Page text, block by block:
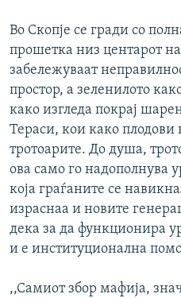
Во Скопје се гради со
прошетка низ центарот на
забележуваат
простор, а зеленилото
како изгледа покрај
Тераси, кои како плодови
тротоарите. До душа,
ова само го надополнува
која граѓаните се
израснаа и новите
дека за да функционира
и е институционална
,,Самиот збор мафија,